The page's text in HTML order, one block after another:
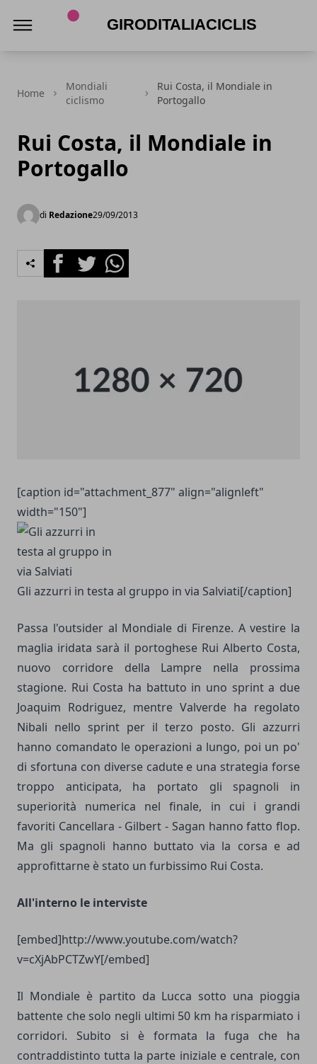
Home
Mondiali
ciclismo
Rui Costa, il Mondiale in
Portogallo
Rui Costa, il Mondiale in
Portogallo
di Redazione29/09/2013
FacebookTwitterWhatsapp
[caption id="attachment_877" align="alignleft"
width="150"]
Gli azzurri in testa al gruppo in via Salviati[/caption]
Passa l'outsider al Mondiale di Firenze. A vestire la
maglia iridata sarà il portoghese Rui Alberto Costa,
nuovo corridore della Lampre nella prossima
stagione. Rui Costa ha battuto in uno sprint a due
Joaquim Rodriguez, mentre Valverde ha regolato
Nibali nello sprint per il terzo posto. Gli azzurri
hanno comandato le operazioni a lungo, poi un po'
di sfortuna con diverse cadute e una strategia forse
troppo anticipata, ha portato gli spagnoli in
superiorità numerica nel finale, in cui i grandi
favoriti Cancellara - Gilbert - Sagan hanno fatto flop.
Ma gli spagnoli hanno buttato via la corsa e ad
approfittarne è stato un furbissimo Rui Costa.
All'interno le interviste
[embed]http://www.youtube.com/watch?
v=cXjAbPCTZwY[/embed]
Il Mondiale è partito da Lucca sotto una pioggia
battente che solo negli ultimi 50 km ha risparmiato i
corridori. Subito si è formata la fuga che ha
contraddistinto tutta la parte iniziale e centrale, con